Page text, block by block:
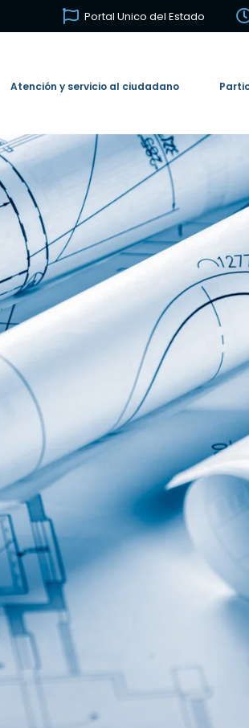
Portal Unico del Estado
Atención y servicio al ciudadano